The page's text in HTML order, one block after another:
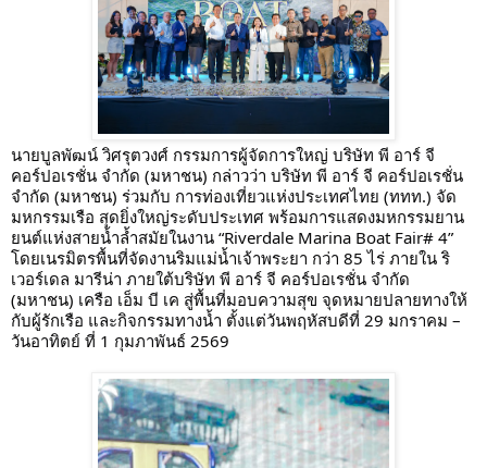
นายบูลพัฒน์ วิศรุตวงศ์ กรรมการผู้จัดการใหญ่ บริษัท พี อาร์ จี
คอร์ปอเรชั่น จำกัด (มหาชน) กล่าวว่า บริษัท พี อาร์ จี คอร์ปอเรชั่น
จำกัด (มหาชน) ร่วมกับ การท่องเที่ยวแห่งประเทศไทย (ททท.) จัด
มหกรรมเรือ สุดยิ่งใหญ่ระดับประเทศ พร้อมการแสดงมหกรรมยาน
ยนต์แห่งสายน้ำล้ำสมัยในงาน “Riverdale Marina Boat Fair# 4”
โดยเนรมิตรพื้นที่จัดงานริมแม่น้ำเจ้าพระยา กว่า 85 ไร่ ภายใน ริ
เวอร์เดล มารีน่า ภายใต้บริษัท พี อาร์ จี คอร์ปอเรชั่น จำกัด
(มหาชน) เครือ เอ็ม บี เค สู่พื้นที่มอบความสุข จุดหมายปลายทางให้
กับผู้รักเรือ และกิจกรรมทางน้ำ ตั้งแต่วันพฤหัสบดีที่ 29 มกราคม –
วันอาทิตย์ ที่ 1 กุมภาพันธ์ 2569